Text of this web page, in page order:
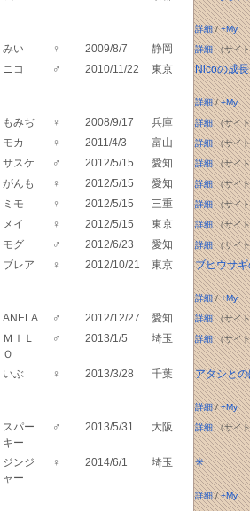
詳細/+My
みい ♀ 2009/8/7 静岡 詳細（サイ
ニコ ♂ 2010/11/22 東京 Nicoの成
詳細/+My
もみぢ ♀ 2008/9/17 兵庫 詳細（サイ
モカ ♀ 2011/4/3 富山 詳細（サイ
サスケ ♂ 2012/5/15 愛知 詳細（サイ
がんも ♀ 2012/5/15 愛知 詳細（サイ
ミモ ♀ 2012/5/15 三重 詳細（サイ
メイ ♀ 2012/5/15 東京 詳細（サイ
モグ ♂ 2012/6/23 愛知 詳細（サイ
ブレア ♀ 2012/10/21 東京 ブヒウサ
詳細/+My
ANELA ♂ 2012/12/27 愛知 詳細（サイ
ＭＩＬ
Ｏ
♂ 2013/1/5 埼玉 詳細（サイ
いぶ ♀ 2013/3/28 千葉 アタシとの
詳細/+My
スパー
キー
♂ 2013/5/31 大阪 詳細（サイ
ジンジ
ャー
♀ 2014/6/1 埼玉 ✳
詳細/+My